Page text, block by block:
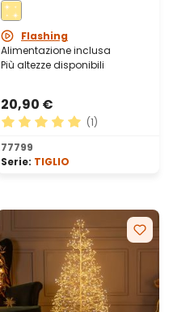
caldo e bianco freddo,
uso interno
Flashing
Alimentazione inclusa
Più altezze disponibili
20,90 €
Valutazione media di 5 su
(1)
77799
Serie: TIGLIO